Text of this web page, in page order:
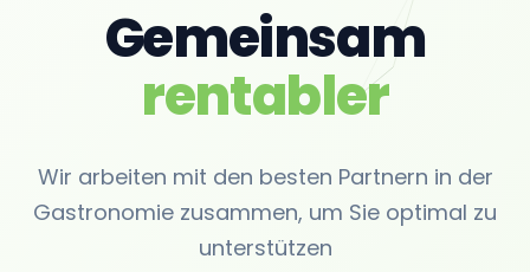
Gemeinsam
rentabler
Wir arbeiten mit den besten Partnern in der
Gastronomie zusammen, um Sie optimal zu
unterstützen